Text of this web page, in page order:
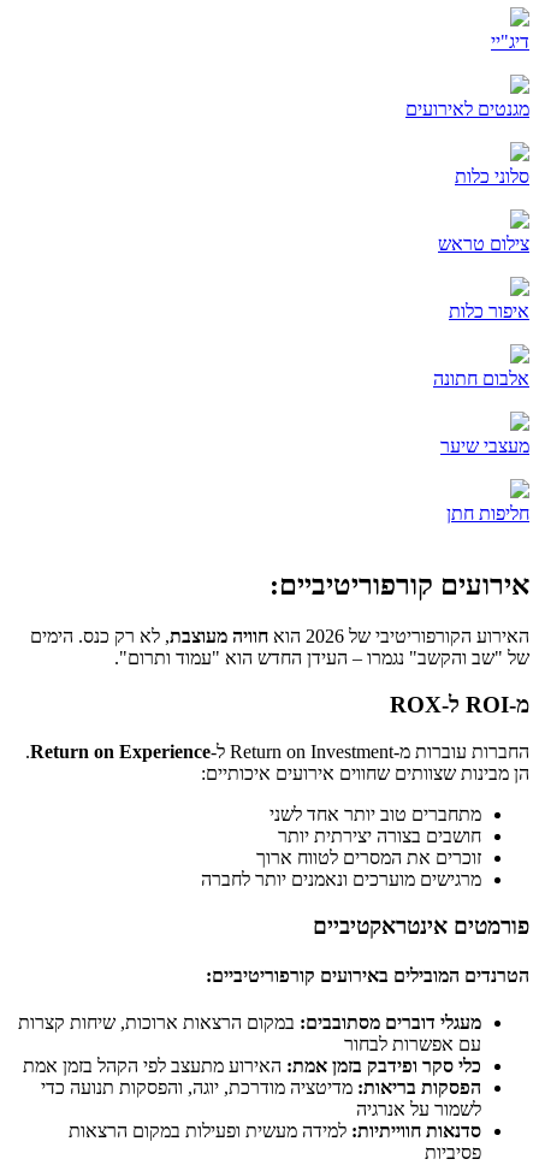
דיג"יי
מגנטים לאירועים
סלוני כלות
צילום טראש
איפור כלות
אלבום חתונה
מעצבי שיער
חליפות חתן
אירועים קורפוריטיביים:
האירוע הקורפוריטיבי של 2026 הוא חוויה מעוצבת, לא רק כנס. הימים
של "שב והקשב" נגמרו – העידן החדש הוא "עמוד ותרום".
מ-ROI ל-ROX
החברות עוברות מ-Return on Investment ל- Return on Experience
.
הן מבינות שצוותים שחווים אירועים איכותיים:
מתחברים טוב יותר אחד לשני
חושבים בצורה יצירתית יותר
זוכרים את המסרים לטווח ארוך
מרגישים מוערכים ונאמנים יותר לחברה
פורמטים אינטראקטיביים
הטרנדים המובילים באירועים קורפוריטיביים:
מעגלי דוברים מסתובבים: במקום הרצאות ארוכות, שיחות קצרות
עם אפשרות לבחור
כלי סקר ופידבק בזמן אמת: האירוע מתעצב לפי הקהל בזמן אמת
הפסקות בריאות: מדיטציה מודרכת, יוגה, והפסקות תנועה כדי
לשמור על אנרגיה
סדנאות חווייתיות: למידה מעשית ופעילות במקום הרצאות
פסיביות